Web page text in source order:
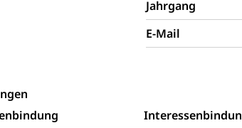
Jahrgang
E-Mail
Katastrophenhilfe, Polizei, Feuerwehr,